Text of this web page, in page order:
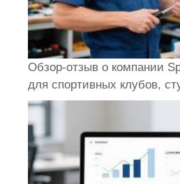
Обзор-отзыв о компании
для спортивных клубов,